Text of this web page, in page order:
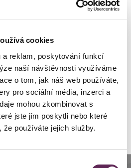
cookies
a reklam, poskytování funkcí
naší návštěvnosti využíváme
o tom, jak náš web používáte,
pro sociální média, inzerci a
mohou zkombinovat s
jste jim poskytli nebo které
používáte jejich služby.
Frau
und nachher